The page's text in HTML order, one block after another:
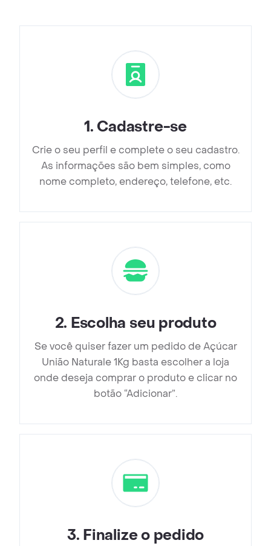
1. Cadastre-se
Crie o seu perfil e complete o seu cadastro.
As informações são bem simples, como
nome completo, endereço, telefone, etc.
2. Escolha seu produto
Se você quiser fazer um pedido de Açúcar
União Naturale 1Kg basta escolher a loja
onde deseja comprar o produto e clicar no
botão “Adicionar”.
3. Finalize o pedido